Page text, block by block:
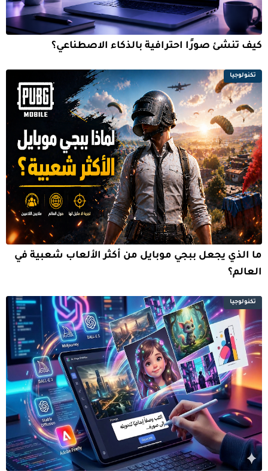
كيف تنشئ صورًا احترافية بالذكاء الاصطناعي؟
تكنولوجيا
ما الذي يجعل ببجي موبايل من أكثر الألعاب شعبية في
العالم؟
تكنولوجيا